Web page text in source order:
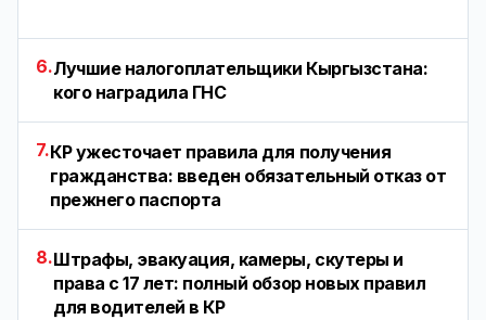
6.Лучшие налогоплательщики Кыргызстана:
кого наградила ГНС
7.КР ужесточает правила для получения
гражданства: введен обязательный отказ от
прежнего паспорта
8.Штрафы, эвакуация, камеры, скутеры и
права с 17 лет: полный обзор новых правил
для водителей в КР